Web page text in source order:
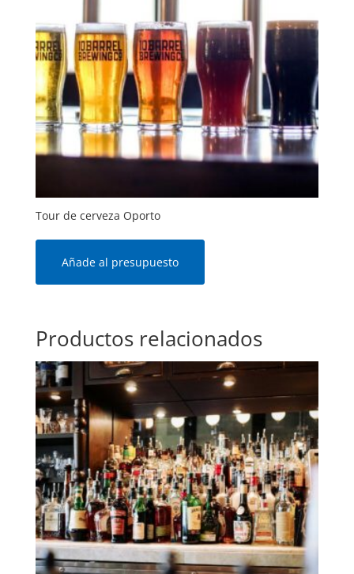
Tour de cerveza Oporto
Añade al presupuesto
Productos relacionados